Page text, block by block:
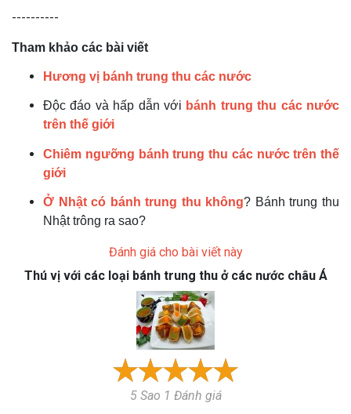
----------
Tham khảo các bài viết
Hương vị bánh trung thu các nước
Độc đáo và hấp dẫn với bánh trung thu các nước
trên thế giới
Chiêm ngưỡng bánh trung thu các nước trên thế
giới
Ở Nhật có bánh trung thu không? Bánh trung thu
Nhật trông ra sao?
Đánh giá cho bài viết này
Thú vị với các loại bánh trung thu ở các nước châu Á
5 Sao 1 Đánh giá